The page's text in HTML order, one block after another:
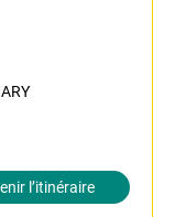
l’itinéraire